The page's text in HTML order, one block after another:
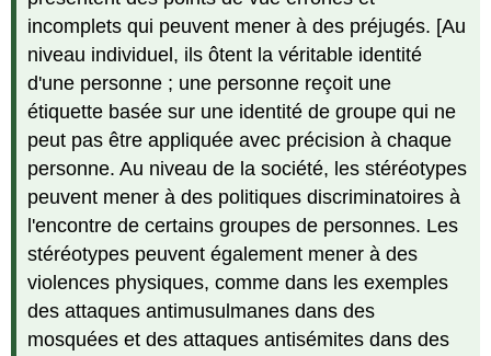
incomplets qui peuvent mener à des préjugés. [Au
niveau individuel, ils ôtent la véritable identité
d'une personne ; une personne reçoit une
étiquette basée sur une identité de groupe qui ne
peut pas être appliquée avec précision à chaque
personne. Au niveau de la société, les stéréotypes
peuvent mener à des politiques discriminatoires à
l'encontre de certains groupes de personnes. Les
stéréotypes peuvent également mener à des
violences physiques, comme dans les exemples
des attaques antimusulmanes dans des
mosquées et des attaques antisémites dans des